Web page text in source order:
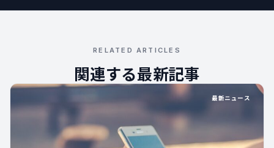
RELATED ARTICLES
関連する最新記事
最新ニュース